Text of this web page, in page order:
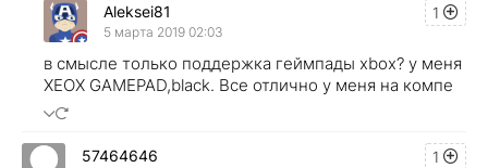
1
Aleksei81
5 марта 2019 02:03
в смысле только поддержка геймпады xbox? у меня
ХEOX GAMEPAD,black. Все отлично у меня на компе
1
57464646